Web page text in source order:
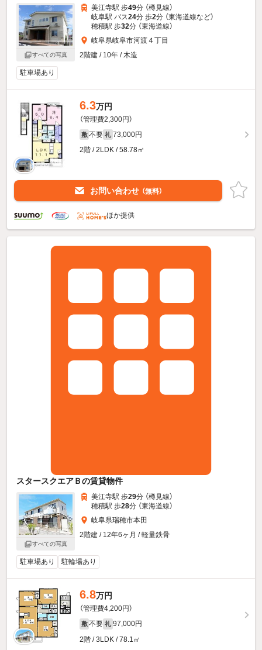
すべての写真
美江寺駅 歩49分 （樽見線）
岐阜駅 バス24分 歩2分 （東海道線など）
穂積駅 歩32分 （東海道線）
岐阜県岐阜市河渡４丁目
2階建 / 10年 / 木造
駐車場あり
6.3万円
（管理費2,300円）
敷 不要 礼 73,000円
2階 / 2LDK / 58.78㎡
お問い合わせ （無料）
ほか提供
スタースクエアＢの賃貸物件
すべての写真
美江寺駅 歩29分 （樽見線）
穂積駅 歩28分 （東海道線）
岐阜県瑞穂市本田
2階建 / 12年6ヶ月 / 軽量鉄骨
駐車場あり 駐輪場あり
6.8万円
（管理費4,200円）
敷 不要 礼 97,000円
2階 / 3LDK / 78.1㎡